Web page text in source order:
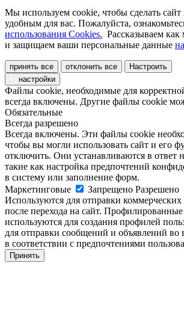
Мы используем cookie, чтобы сделать
удобным для вас. Пожалуйста,
использования Cookies. Рассказываем
и защищаем ваши персональные данные
принять все отклонить все
Настроить
настройки
Файлы cookie, необходимые для
всегда включены. Другие файлы cookie
Обязательные
Всегда разрешено
Всегда включены. Эти файлы cookie
чтобы вы могли использовать сайт и его
отключить. Они устанавливаются в ответ
такие как настройка предпочтений
в систему или заполнение форм.
Маркетинговые
Запрещено Разрешено
Используются для отправки
после перехода на сайт.
используются для создания профилей
для отправки сообщений и объявлений во
в соответствии с предпочтениями
Принять